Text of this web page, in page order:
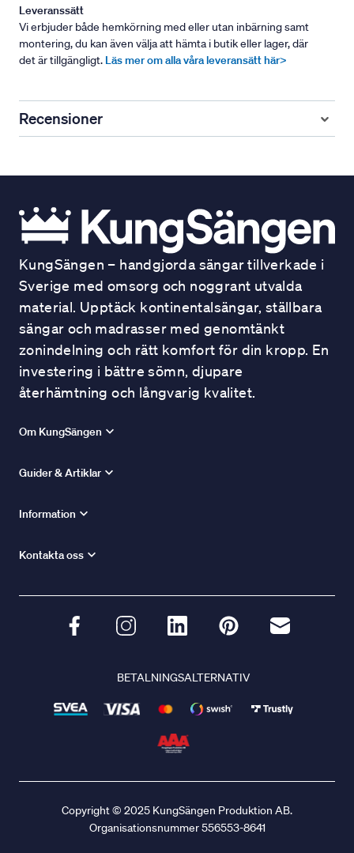
Leveranssätt
Vi erbjuder både hemkörning med eller utan inbärning samt
montering, du kan även välja att hämta i butik eller lager, där
det är tillgängligt. Läs mer om alla våra leveransätt här>
Recensioner
KungSängen – handgjorda sängar tillverkade i
Sverige med omsorg och noggrant utvalda
material. Upptäck kontinentalsängar, ställbara
sängar och madrasser med genomtänkt
zonindelning och rätt komfort för din kropp. En
investering i bättre sömn, djupare
återhämtning och långvarig kvalitet.
Om KungSängen
Guider & Artiklar
Information
Kontakta oss
BETALNINGSALTERNATIV
Copyright © 2025 KungSängen Produktion AB.
Organisationsnummer 556553-8641